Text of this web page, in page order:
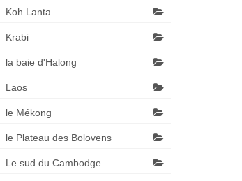
Koh Lanta
Krabi
la baie d'Halong
Laos
le Mékong
le Plateau des Bolovens
Le sud du Cambodge